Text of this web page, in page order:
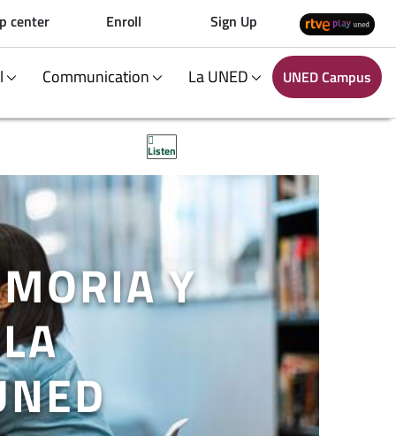
center Enroll Sign Up
Communication La UNED UNED Campus
Listen
Y